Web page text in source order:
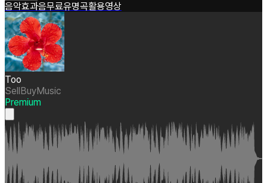
음악효과음무료유명곡활용영상
Too
SellBuyMusic
Premium